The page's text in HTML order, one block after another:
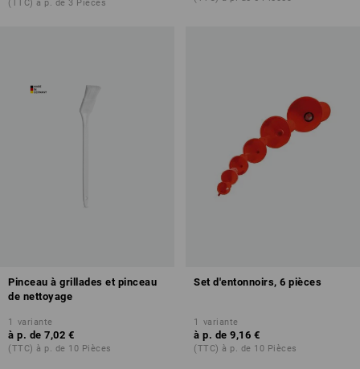
(TTC) à p. de 3 Pièces
Pinceau à grillades et pinceau
de nettoyage
1 variante
à p. de 7,02 €
(TTC) à p. de 10 Pièces
Set d'entonnoirs, 6 pièces
1 variante
à p. de 9,16 €
(TTC) à p. de 10 Pièces